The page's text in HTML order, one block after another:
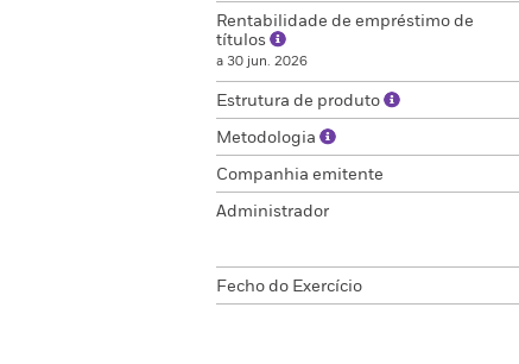
Rentabilidade de empréstimo de
títulos
a 30 jun. 2026
Estrutura de produto
Metodologia
Companhia emitente
Administrador
Fecho do Exercício